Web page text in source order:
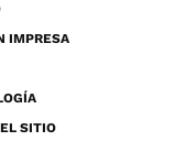
IMPRESA
SITIO